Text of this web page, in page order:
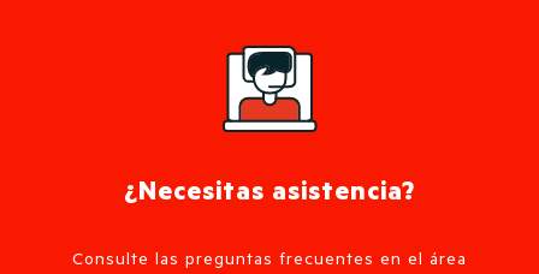
¿Necesitas asistencia?
Consulte las preguntas frecuentes en el área